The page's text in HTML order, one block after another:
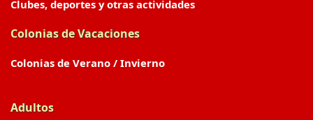
Clubes, deportes y otras actividades
Colonias de Vacaciones
Colonias de Verano / Invierno
Adultos